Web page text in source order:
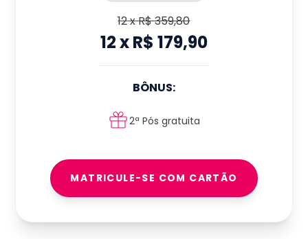
12xR$ 359,80
12xR$ 179,90
BÔNUS:
2ª Pós gratuita
MATRICULE-SE COM CARTÃO